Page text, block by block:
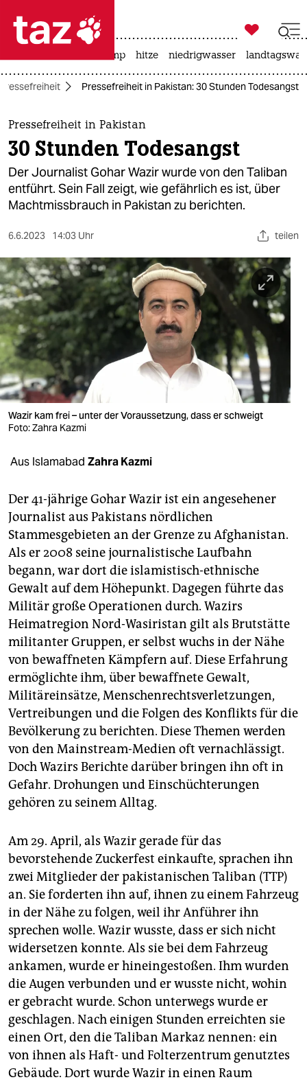
 taz zahl ich
taz zahl ich
themen
politik
öko
sport
berlin
nord
wahrheit
verlag
verlag
veranstaltungen
fragen & hilfe
unterstützen
abo
genossenschaft
epaper login

taz zahl ich
usa unter trump hitze niedrigwasser
Pressefreiheit Pressefreiheit in Pakistan: 30 Stunden Todesangst
Pressefreiheit in Pakistan
30 Stunden Todesangst
Der Journalist Gohar Wazir wurde von den Taliban
entführt. Sein Fall zeigt, wie gefährlich es ist, über
Machtmissbrauch in Pakistan zu berichten.
6.6.2023 14:03 Uhr teilen
Wazir kam frei – unter der Voraussetzung, dass er schweigt
Foto: Zahra Kazmi
Aus Islamabad Zahra Kazmi
Der 41-jährige Gohar Wazir ist ein angesehener
Journalist aus Pakistans nördlichen
Stammesgebieten an der Grenze zu Afghanistan.
Als er 2008 seine journalistische Laufbahn
begann, war dort die islamistisch-ethnische
Gewalt auf dem Höhepunkt. Dagegen führte das
Militär große Operationen durch. Wazirs
Heimatregion Nord-Wasiristan gilt als Brutstätte
militanter Gruppen, er selbst wuchs in der Nähe
von bewaffneten Kämpfern auf. Diese Erfahrung
ermöglichte ihm, über bewaffnete Gewalt,
Militäreinsätze, Menschenrechtsverletzungen,
Vertreibungen und die Folgen des Konflikts für die
Bevölkerung zu berichten. Diese Themen werden
von den Mainstream-Medien oft vernachlässigt.
Doch Wazirs Berichte darüber bringen ihn oft in
Gefahr. Drohungen und Einschüchterungen
gehören zu seinem Alltag.
Am 29. April, als Wazir gerade für das
bevorstehende Zuckerfest einkaufte, sprachen ihn
zwei Mitglieder der pakistanischen Taliban (TTP)
an. Sie forderten ihn auf, ihnen zu einem Fahrzeug
in der Nähe zu folgen, weil ihr Anführer ihn
sprechen wolle. Wazir wusste, dass er sich nicht
widersetzen konnte. Als sie bei dem Fahrzeug
ankamen, wurde er hineingestoßen. Ihm wurden
die Augen verbunden und er wusste nicht, wohin
er gebracht wurde. Schon unterwegs wurde er
geschlagen. Nach einigen Stunden erreichten sie
einen Ort, den die Taliban Markaz nennen: ein
von ihnen als Haft- und Folterzentrum genutztes
Gebäude. Dort wurde Wazir in einen Raum